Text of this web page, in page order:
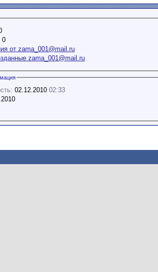
0
от zama_001@mail.ru
zama_001@mail.ru
02.12.2010 02:33